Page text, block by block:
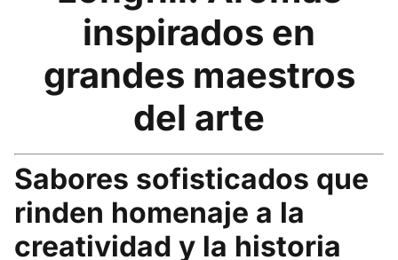
inspirados en
grandes maestros
del arte
Sabores sofisticados que
rinden homenaje a la
creatividad y la historia